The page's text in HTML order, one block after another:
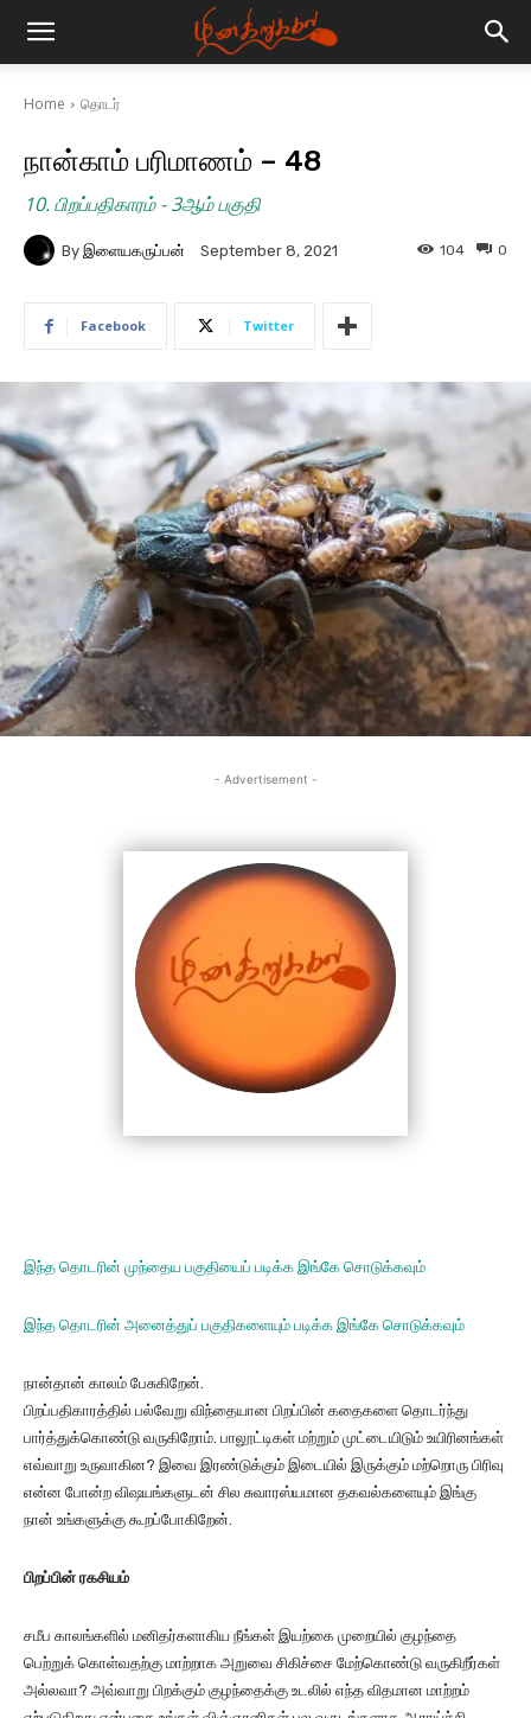
Home தொடர்
நான்காம் பரிமாணம் – 48
10. பிறப்பதிகாரம் - 3ஆம் பகுதி
By இளையகருப்பன் September 8, 2021 0
104
Facebook Twitter
- Advertisement -
இந்த தொடரின் முந்தைய பகுதியைப் படிக்க இங்கே சொடுக்கவும்
இந்த தொடரின் அனைத்துப் பகுதிகளையும் படிக்க இங்கே சொடுக்கவும்
நான்தான் காலம் பேசுகிறேன்.
பிறப்பதிகாரத்தில் பல்வேறு விந்தையான பிறப்பின் கதைகளை தொடர்ந்து
பார்த்துக்கொண்டு வருகிறோம். பாலூட்டிகள் மற்றும் முட்டையிடும் உயிரினங்கள்
எவ்வாறு உருவாகின? இவை இரண்டுக்கும் இடையில் இருக்கும் மற்றொரு பிரிவு
என்ன போன்ற விஷயங்களுடன் சில சுவாரஸ்யமான தகவல்களையும் இங்கு
நான் உங்களுக்கு கூறப்போகிறேன்.
பிறப்பின் ரகசியம்
சமீப காலங்களில் மனிதர்களாகிய நீங்கள் இயற்கை முறையில் குழந்தை
பெற்றுக் கொள்வதற்கு மாற்றாக அறுவை சிகிச்சை மேற்கொண்டு வருகிறீர்கள்
அல்லவா? அவ்வாறு பிறக்கும் குழந்தைக்கு உடலில் எந்த விதமான மாற்றம்